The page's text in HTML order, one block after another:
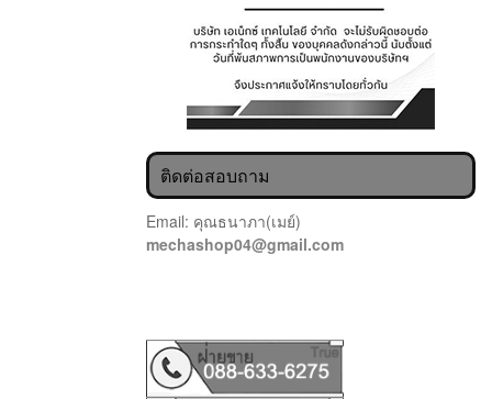
ติดต่อสอบถาม
Email: คุณธนาภา(เมย์)
mechashop04@gmail.com